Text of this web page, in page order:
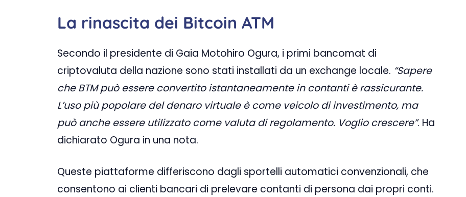
La rinascita dei Bitcoin ATM
Secondo il presidente di Gaia Motohiro Ogura, i primi bancomat di
criptovaluta della nazione sono stati installati da un exchange locale. “Sapere
che BTM può essere convertito istantaneamente in contanti è rassicurante.
L’uso più popolare del denaro virtuale è come veicolo di investimento, ma
può anche essere utilizzato come valuta di regolamento. Voglio crescere”. Ha
dichiarato Ogura in una nota.
Queste piattaforme differiscono dagli sportelli automatici convenzionali, che
consentono ai clienti bancari di prelevare contanti di persona dai propri conti.